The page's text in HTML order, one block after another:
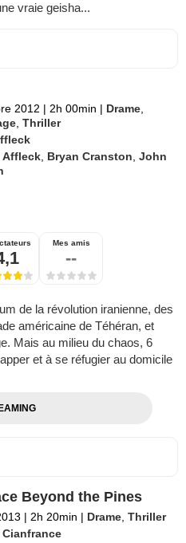
vraie geisha...
2012 | 2h 00min | Drame
,Thriller
Affleck Bryan Cranston ,John
Mes amis
--
de la révolution iranienne, des
américaine de Téhéran, et
Mais au milieu du chaos, 6
et à se réfugier au domicile
Beyond the Pines
| 2h 20min | Drame ,Thriller
Cianfrance